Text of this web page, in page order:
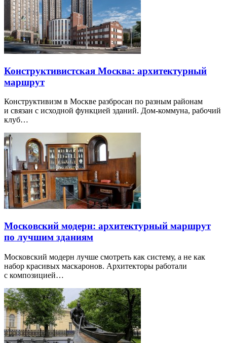
Конструктивистская Москва: архитектурный
маршрут
Конструктивизм в Москве разбросан по разным районам
и связан с исходной функцией зданий. Дом-коммуна, рабочий
клуб…
Московский модерн: архитектурный маршрут
по лучшим зданиям
Московский модерн лучше смотреть как систему, а не как
набор красивых маскаронов. Архитекторы работали
с композицией…